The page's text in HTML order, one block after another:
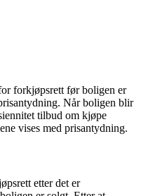
forkjøpsrett før boligen er
Når boligen blir
tilbud om kjøpe
vises med prisantydning.
etter det er